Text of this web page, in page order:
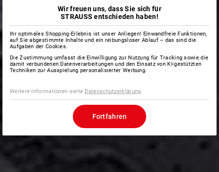
Wir freuen uns, dass Sie sich für
STRAUSS entschieden haben!
Ihr optimales Shopping-Erlebnis ist unser Anliegen! Einwandfreie Funktionen,
auf Sie abgestimmte Inhalte und ein reibungsloser Ablauf – das sind die
Aufgaben der Cookies.
Die Zustimmung umfasst die Einwilligung zur Nutzung für Tracking sowie die
damit verbundenen Datenverarbeitungen und den Einsatz von KI-gestützten
Techniken zur Ausspielung personalisierter Werbung.
Weitere Informationen siehe Datenschutzerklärung.
Fortfahren